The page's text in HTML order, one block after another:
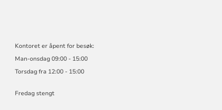
Kontoret er åpent for besøk:
Man-onsdag 09:00 - 15:00
Torsdag fra 12:00 - 15:00
Fredag stengt